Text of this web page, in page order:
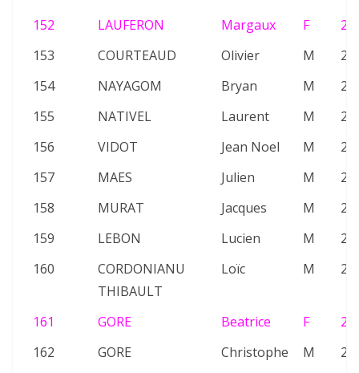
152
LAUFERON Margaux F
153
COURTEAUD Olivier M
154
NAYAGOM Bryan M
155
NATIVEL Laurent M
156
VIDOT Jean Noel M
157
MAES Julien M
158
MURAT Jacques M
159
LEBON Lucien M
160
CORDONIANU
THIBAULT
Loïc M
161 GORE Beatrice F
162
GORE Christophe M